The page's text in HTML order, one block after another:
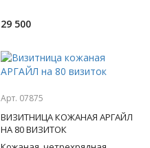
29 500
Арт. 07875
ВИЗИТНИЦА КОЖАНАЯ АРГАЙЛ
НА 80 ВИЗИТОК